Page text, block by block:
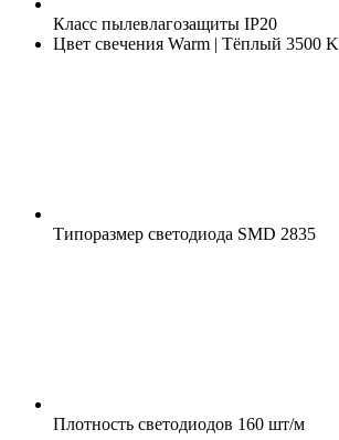
Класс пылевлагозащиты IP20
Цвет свечения Warm | Тёплый 3500 K
Типоразмер светодиода SMD 2835
Плотность светодиодов 160 шт/м